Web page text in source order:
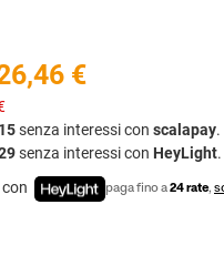
€
senza interessi con scalapay.
senza interessi con HeyLight.
paga fino a24 rate,